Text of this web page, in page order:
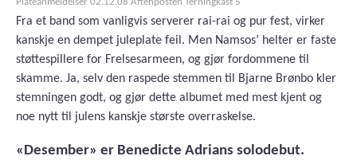
Plateanmeldelser 02.12.08 Aftenposten Terningkast 5
Fra et band som vanligvis serverer rai-rai og pur fest, virker
kanskje en dempet juleplate feil. Men Namsos’ helter er faste
støttespillere for Frelsesarmeen, og gjør fordommene til
skamme. Ja, selv den raspede stemmen til Bjarne Brønbo kler
stemningen godt, og gjør dette albumet med mest kjent og
noe nytt til julens kanskje største overraskelse.
«Desember» er Benedicte Adrians solodebut.